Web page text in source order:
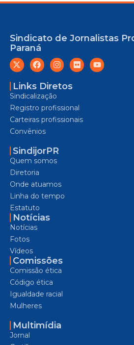
Sindicato de Jornalistas
Paraná
Links Diretos
Sindicalização
Registro profissional
Carteiras profissionais
Convênios
SindijorPR
Quem somos
Diretoria
Onde atuamos
Linha do tempo
Estatuto
Notícias
Notícias
Fotos
Vídeos
Comissões
Comissão ética
Código ética
Igualdade racial
Mulheres
Multimídia
Jornal